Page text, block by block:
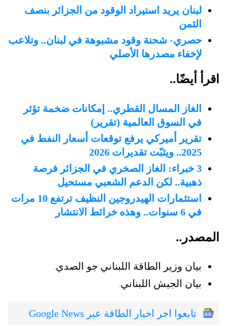
لبنان يريد استيراد الوقود من الجزائر بنصف
الثمن
حصري- شحنة وقود مشبوهة في لبنان.. وتلاعب
لإخفاء مصدرها الأصلي
اقرأ أيضًا..
الغاز المسال القطري.. إمكانات ضخمة تؤثر
في السوق العالمية (تقرير)
تقرير أميركي يرفع توقعات أسعار النفط في
2025.. ويثبّت تقديرات 2026
3 خبراء: الغاز الصخري في الجزائر فرصة
ذهبية.. لكن الدعم الشعبي مستحيل
استثمارات الهيدروجين النظيف ترتفع 10 مرات
في 6 سنوات.. وهذه خرائط الانتشار
المصدر..
بيان وزير الطاقة اللبناني جو الصدي
بيان الجيش اللبناني
تابعوا اخر اخبار الطاقة عبر Google News